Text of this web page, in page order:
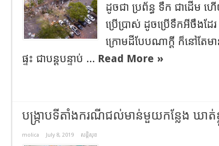
ដូចជា ប្រព័ន្ធ ទឹក ជាដើម​
ប្រើប្រាស់ ដូច​ប្រើទឹកអីចឹងដែ
ក្រោមដីបែបណាក្តី ក៏នៅតែម
ផ្ទះ ជាបន្តបន្ទាប់ ... Read More »
បង្ក្រាបទីតាំងករណីជល់មាន់មួយកន្លែង ឃា
molica July 8, 2019 សន្តិសុខ